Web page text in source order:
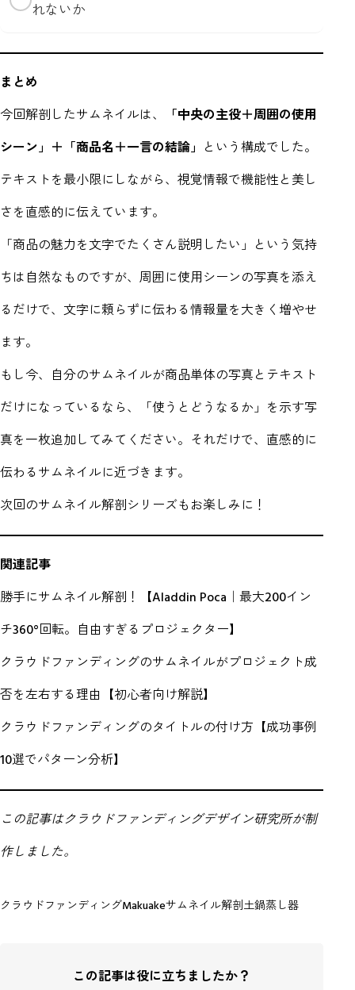
れないか
まとめ
今回解剖したサムネイルは、
「中央の主役＋周囲の使用
シーン」＋「商品名＋一言の結論」 という構成でした。
テキストを最小限にしながら、視覚情報で機能性と美し
さを直感的に伝えています。
「商品の魅力を文字でたくさん説明したい」という気持
ちは自然なものですが、周囲に使用シーンの写真を添え
るだけで、文字に頼らずに伝わる情報量を大きく増やせ
ます。
もし今、自分のサムネイルが商品単体の写真とテキスト
だけになっているなら、「使うとどうなるか」を示す写
真を一枚追加してみてください。それだけで、直感的に
伝わるサムネイルに近づきます。
次回のサムネイル解剖シリーズもお楽しみに！
関連記事
勝手にサムネイル解剖！【Aladdin Poca｜最大200イン
チ360°回転。自由すぎるプロジェクター】
クラウドファンディングのサムネイルがプロジェクト成
否を左右する理由【初心者向け解説】
クラウドファンディングのタイトルの付け方【成功事例
10選でパターン分析】
この記事はクラウドファンディングデザイン研究所が制
作しました。
クラウドファンディングMakuakeサムネイル解剖土鍋蒸し器
この記事は役に立ちましたか？